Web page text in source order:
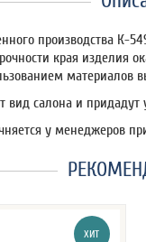
производства
края изделия
материалов
вид салона и придадут
у менеджеров
ХИТ